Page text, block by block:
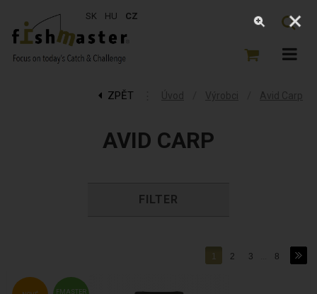
SK HU CZ
ZPĚT Úvod Výrobci Avid Carp
AVID CARP
FILTER
1 2 3 8
FMASTER